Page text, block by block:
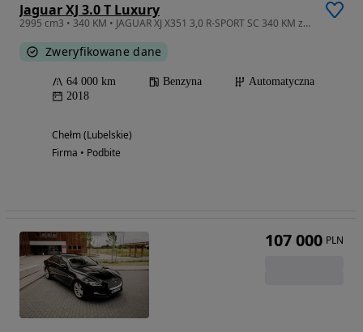
Jaguar XJ 3.0 T Luxury
2995 cm3 • 340 KM • JAGUAR XJ X351 3,0 R-SPORT SC 340 KM zarejestrowany stan bdb
Zweryfikowane dane
64 000 km Benzyna
Automatyczna
2018
Chełm (Lubelskie)
Firma • Podbite
107 000 PLN